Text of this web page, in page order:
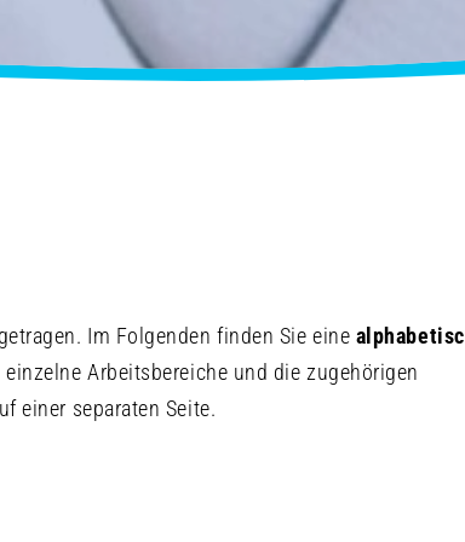
. Im Folgenden finden Sie eine
einzelne Arbeitsbereiche und die zugehörigen
einer separaten Seite.